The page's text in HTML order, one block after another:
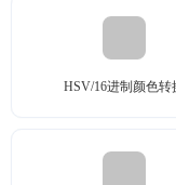
HSV/16进制颜色转